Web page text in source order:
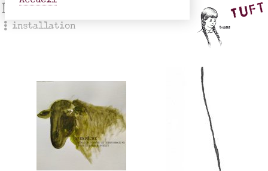
Delphine Lancelle
installation